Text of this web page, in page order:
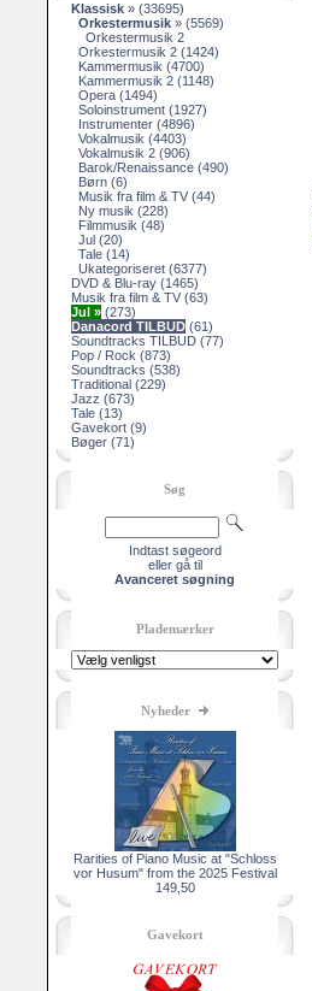
Klassisk » (33695)
Orkestermusik » (5569)
Orkestermusik 2
Orkestermusik 2 (1424)
Kammermusik (4700)
Kammermusik 2 (1148)
Opera (1494)
Soloinstrument (1927)
Instrumenter (4896)
Vokalmusik (4403)
Vokalmusik 2 (906)
Barok/Renaissance (490)
Børn (6)
Musik fra film & TV (44)
Ny musik (228)
Filmmusik (48)
Jul (20)
Tale (14)
Ukategoriseret (6377)
DVD & Blu-ray (1465)
Musik fra film & TV (63)
Jul » (273)
Danacord TILBUD (61)
Soundtracks TILBUD (77)
Pop / Rock (873)
Soundtracks (538)
Traditional (229)
Jazz (673)
Tale (13)
Gavekort (9)
Bøger (71)
Søg
Indtast søgeord
eller gå til
Avanceret søgning
Plademærker
Nyheder
Rarities of Piano Music at "Schloss
vor Husum" from the 2025 Festival
149,50
Gavekort